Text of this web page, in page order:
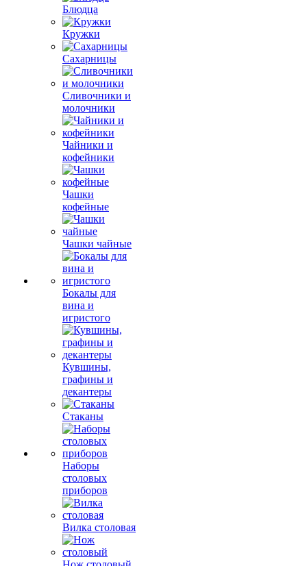
Блюдца
Кружки
Сахарницы
Сливочники и
молочники
Чайники и
кофейники
Чашки
кофейные
Чашки чайные
Бокалы для
вина и
игристого
Кувшины,
графины и
декантеры
Стаканы
Наборы
столовых
приборов
Вилка столовая